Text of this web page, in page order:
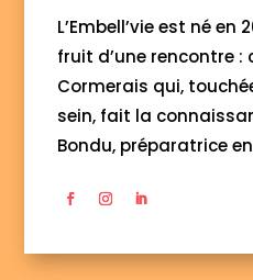
L’Embell’vie est né en
fruit d’une rencontre :
Cormerais qui,
sein, fait la
Bondu, préparatrice